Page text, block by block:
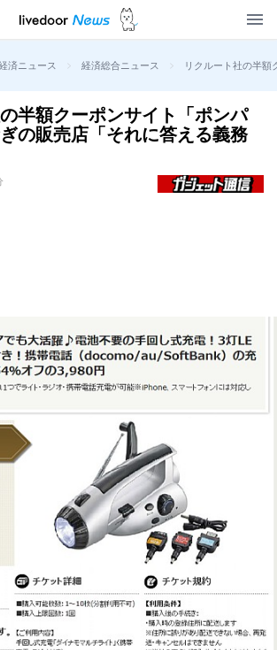
済ニュース > 経済総合ニュース > リクルート社の半額
半額クーポンサイト「ポンパ
の販売店「それに答える義務